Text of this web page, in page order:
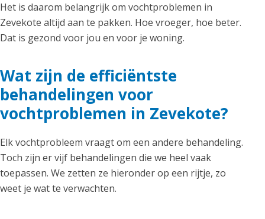
Het is daarom belangrijk om vochtproblemen in
Zevekote altijd aan te pakken. Hoe vroeger, hoe beter.
Dat is gezond voor jou en voor je woning.
Wat zijn de efficiëntste
behandelingen voor
vochtproblemen in Zevekote?
Elk vochtprobleem vraagt om een andere behandeling.
Toch zijn er vijf behandelingen die we heel vaak
toepassen. We zetten ze hieronder op een rijtje, zo
weet je wat te verwachten.